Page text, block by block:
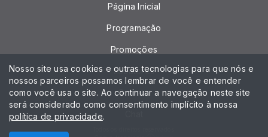
Página Inicial
Programação
Promoções
Locutores
Contato
Nosso site usa cookies e outras tecnologias para que nós e
nossos parceiros possamos lembrar de você e entender
como você usa o site. Ao continuar a navegação neste site
será considerado como consentimento implícito à nossa
política de privacidade.